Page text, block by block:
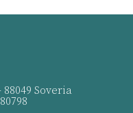
Soveria